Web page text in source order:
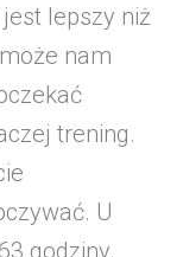
lepszy niż
nam
trening.
U
godziny.